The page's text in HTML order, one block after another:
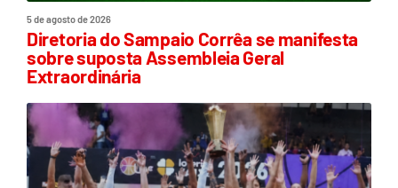
5 de agosto de 2026
Diretoria do Sampaio Corrêa se manifesta
sobre suposta Assembleia Geral
Extraordinária